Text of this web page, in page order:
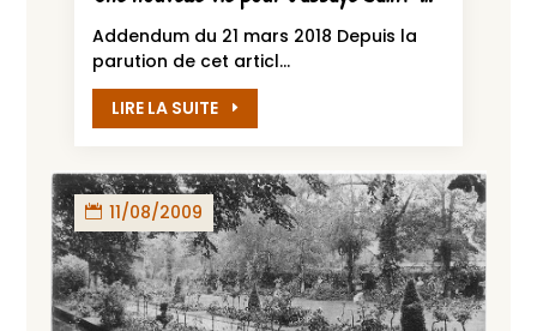
Addendum du 21 mars 2018 Depuis la
parution de cet articl...
LIRE LA SUITE
11/08/2009